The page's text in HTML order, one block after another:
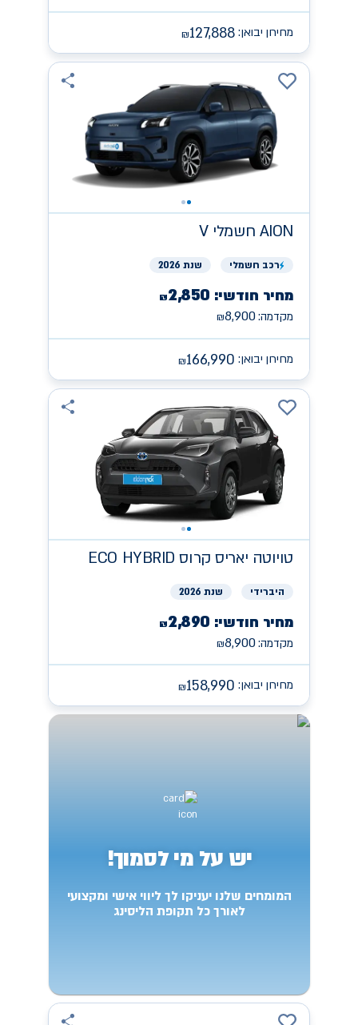
מחירון יבואן: ₪127,888
AION חשמלי V
רכב חשמלי שנת 2026
מחיר חודשי: ₪2,850
מקדמה: ₪8,900
מחירון יבואן: ₪166,990
טויוטה יאריס קרוס ECO HYBRID
היברידי שנת 2026
מחיר חודשי: ₪2,890
מקדמה: ₪8,900
מחירון יבואן: ₪158,990
יש על מי לסמוך!
המומחים שלנו יעניקו לך ליווי אישי ומקצועי
לאורך כל תקופת הליסינג